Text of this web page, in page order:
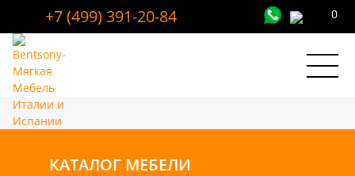
+7 (499) 391-20-84 0
КАТАЛОГ МЕБЕЛИ